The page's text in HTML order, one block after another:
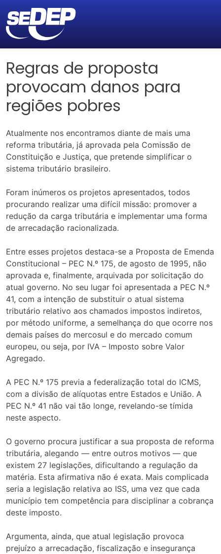
Regras de proposta
provocam danos para
regiões pobres
Atualmente nos encontramos diante de mais uma
reforma tributária, já aprovada pela Comissão de
Constituição e Justiça, que pretende simplificar o
sistema tributário brasileiro.
Foram inúmeros os projetos apresentados, todos
procurando realizar uma difícil missão: promover a
redução da carga tributária e implementar uma forma
de arrecadação racionalizada.
Entre esses projetos destaca-se a Proposta de Emenda
Constitucional – PEC N.º 175, de agosto de 1995, não
aprovada e, finalmente, arquivada por solicitação do
atual governo. No seu lugar foi apresentada a PEC N.º
41, com a intenção de substituir o atual sistema
tributário relativo aos chamados impostos indiretos,
por método uniforme, a semelhança do que ocorre nos
demais países do mercosul e do mercado comum
europeu, ou seja, por IVA – Imposto sobre Valor
Agregado.
A PEC N.º 175 previa a federalização total do ICMS,
com a divisão de alíquotas entre Estados e União. A
PEC N.º 41 não vai tão longe, revelando-se tímida
neste aspecto.
O governo procura justificar a sua proposta de reforma
tributária, alegando — entre outros motivos — que
existem 27 legislações, dificultando a regulação da
matéria. Esta afirmativa não é exata. Mais complicada
seria a legislação relativa ao ISS, uma vez que cada
município tem competência para disciplinar a cobrança
deste imposto.
Argumenta, ainda, que atual legislação provoca
prejuízo a arrecadação, fiscalização e insegurança